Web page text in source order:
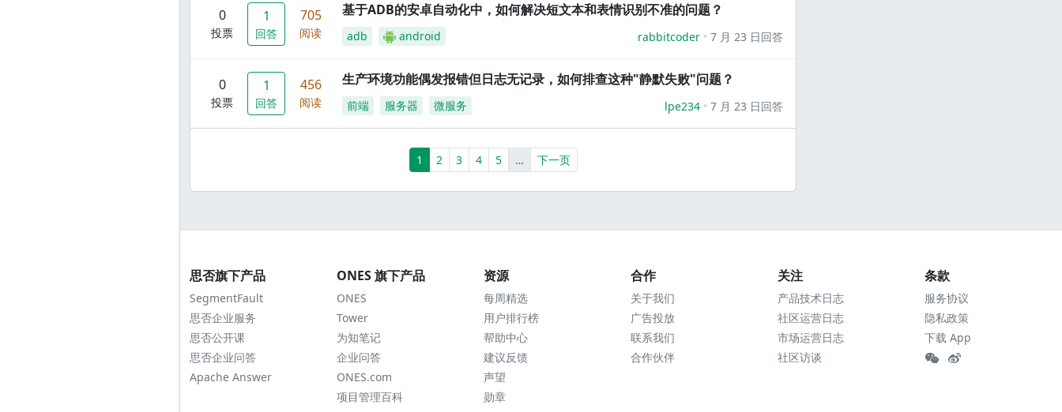
0
投票
1
回答
705
阅读
基于ADB的安卓自动化中，如何解决短文本和表情识别不准的问题？
adb android rabbitcoder 7 月 23 日回答
0
投票
1
回答
456
阅读
生产环境功能偶发报错但日志无记录，如何排查这种"静默失败"问题？
前端 服务器 微服务 lpe234 7 月 23 日回答
1 (current)
2 3 4 5 …More下一页
思否旗下产品
SegmentFault
思否企业服务
思否公开课
思否企业问答
Apache Answer
ONES 旗下产品
ONES
Tower
为知笔记
企业问答
ONES.com
项目管理百科
资源
每周精选
用户排行榜
帮助中心
建议反馈
声望
勋章
合作
关于我们
广告投放
联系我们
合作伙伴
关注
产品技术日志
社区运营日志
市场运营日志
社区访谈
条款
服务协议
隐私政策
下载 App